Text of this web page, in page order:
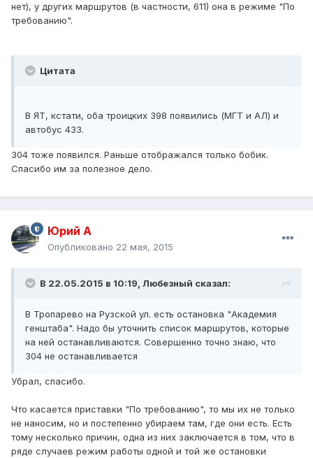
нет), у других маршрутов (в частности, 611) она в режиме "По
требованию".
Цитата
В ЯТ, кстати, оба троицких 398 появились (МГТ и АЛ) и
автобус 433.
304 тоже появился. Раньше отображался только бобик.
Спасибо им за полезное дело.
Юрий А
Опубликовано 22 мая, 2015
В 22.05.2015 в 10:19, Любезный сказал:
В Тропарево на Рузской ул. есть остановка "Академия
генштаба". Надо бы уточнить список маршрутов, которые
на ней останавливаются. Совершенно точно знаю, что
304 не останавливается
Убрал, спасибо.
Что касается приставки "По требованию", то мы их не только
не наносим, но и постепенно убираем там, где они есть. Есть
тому несколько причин, одна из них заключается в том, что в
ряде случаев режим работы одной и той же остановки